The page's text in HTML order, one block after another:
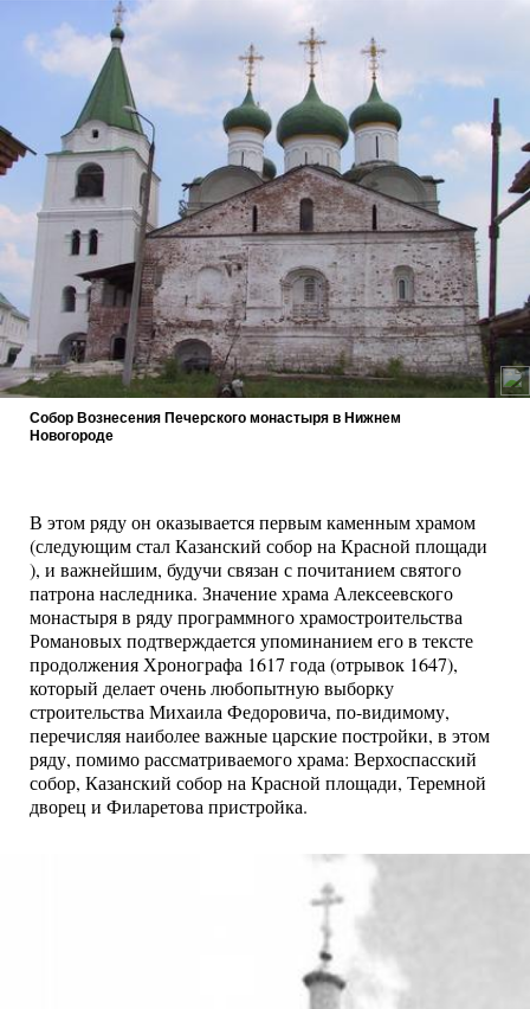
Собор Вознесения Печерского монастыря в Нижнем
Новогороде
В этом ряду он оказывается первым каменным храмом
(следующим стал Казанский собор на Красной площади
), и важнейшим, будучи связан с почитанием святого
патрона наследника. Значение храма Алексеевского
монастыря в ряду программного храмостроительства
Романовых подтверждается упоминанием его в тексте
продолжения Хронографа 1617 года (отрывок 1647),
который делает очень любопытную выборку
строительства Михаила Федоровича, по-видимому,
перечисляя наиболее важные царские постройки, в этом
ряду, помимо рассматриваемого храма: Верхоспасский
собор, Казанский собор на Красной площади, Теремной
дворец и Филаретова пристройка.